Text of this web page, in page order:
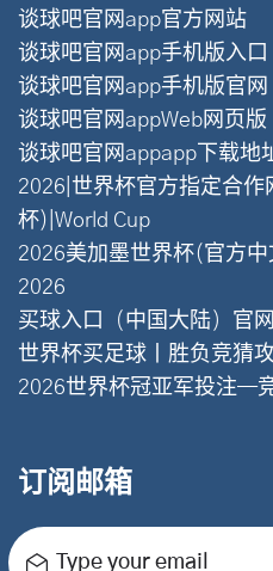
谈球吧官网app官方网站
谈球吧官网app手机版入口
谈球吧官网app手机版官网
谈球吧官网appWeb网页版
谈球吧官网appapp下载地
2026|世界杯官方指定合
杯)|World Cup
2026美加墨世界杯(官方
2026
买球入口（中国大陆）官网
世界杯买足球丨胜负竞猜
2026世界杯冠亚军投注—
订阅邮箱
Type your email